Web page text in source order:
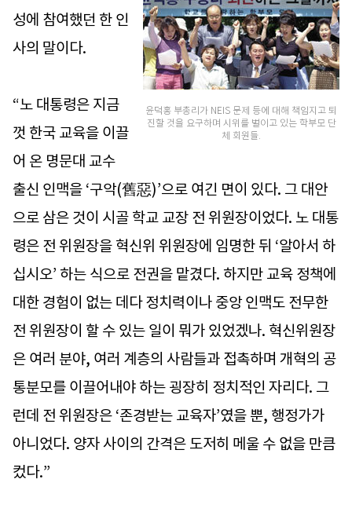
윤덕홍 부총리가 NEIS 문제 등에 대해 책임지고 퇴
진할 것을 요구하며 시위를 벌이고 있는 학부모 단
체 회원들.
성에 참여했던 한 인
사의 말이다.
“노 대통령은 지금
껏 한국 교육을 이끌
어 온 명문대 교수
출신 인맥을 ‘구악(舊惡)’으로 여긴 면이 있다. 그 대안
으로 삼은 것이 시골 학교 교장 전 위원장이었다. 노 대통
령은 전 위원장을 혁신위 위원장에 임명한 뒤 ‘알아서 하
십시오’ 하는 식으로 전권을 맡겼다. 하지만 교육 정책에
대한 경험이 없는 데다 정치력이나 중앙 인맥도 전무한
전 위원장이 할 수 있는 일이 뭐가 있었겠나. 혁신위원장
은 여러 분야, 여러 계층의 사람들과 접촉하며 개혁의 공
통분모를 이끌어내야 하는 굉장히 정치적인 자리다. 그
런데 전 위원장은 ‘존경받는 교육자’였을 뿐, 행정가가
아니었다. 양자 사이의 간격은 도저히 메울 수 없을 만큼
컸다.”